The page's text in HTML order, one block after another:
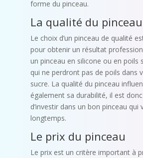
forme du pinceau.
La qualité du pinceau
Le choix d’un pinceau de qualité
pour obtenir un résultat
un pinceau en silicone ou en poils
qui ne perdront pas de poils dans
sucre. La qualité du pinceau
également sa durabilité, il est
d’investir dans un bon pinceau qui
longtemps.
Le prix du pinceau
Le prix est un critère important à